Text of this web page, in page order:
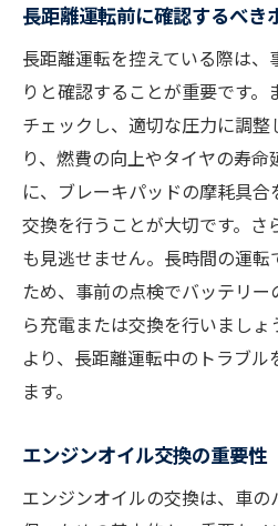
車両診断で把握する見
エンジンの健康を保
燃費効率を上げるテ
整備士に聞く部品交
プロが語る車の寿命を延
ンステクニック
エンジンを長持ちさ
電装系トラブルを防
サスペンションのコ
燃料系のメンテナン
車の性能を保つために必
要性
長距離運転前に確認するべき
長距離運転を控えている際は
りと確認することが重要です。
チェックし、適切な圧力に調整
り、燃費の向上やタイヤの寿
に、ブレーキパッドの摩耗具
交換を行うことが大切です。
も見逃せません。長時間の運
ため、事前の点検でバッテリ
ら充電または交換を行いまし
より、長距離運転中のトラブ
ます。
エンジンオイル交換の重要性
エンジンオイルの交換は、車